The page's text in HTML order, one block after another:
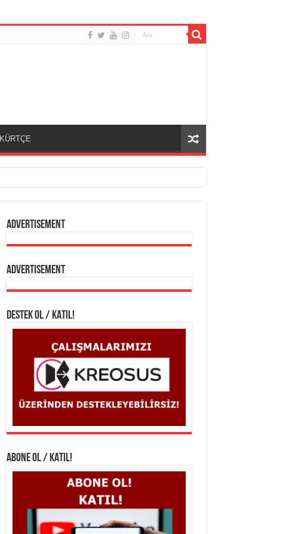
KÜRTÇE
Advertisement
Advertisement
DESTEK OL / KATIL!
ABONE OL / KATIL!